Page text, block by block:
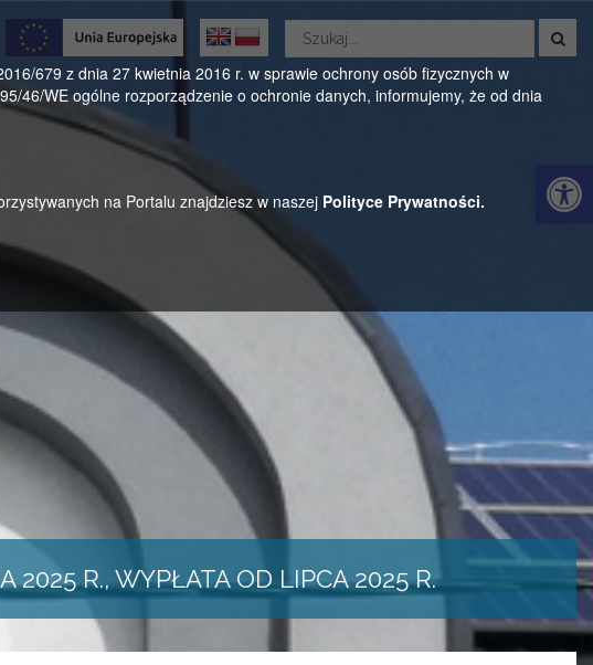
679 z dnia 27 kwietnia 2016 r. w sprawie ochrony osób fizycznych w
46/WE ogólne rozporządzenie o ochronie danych, informujemy, że od dnia
na Portalu znajdziesz w naszej Polityce Prywatności.
Oficjalny serwis Gminy Parysów
ul. Kościuszki 28, 08-441 Parysów, mazowieckie
Wyszukaj
serwisie
2025 R., WYPŁATA OD LIPCA 2025 R.